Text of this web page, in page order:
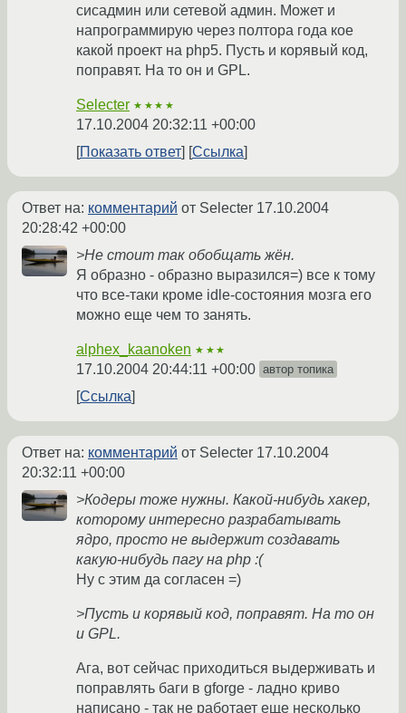
сисадмин или сетевой админ. Может и
напрограммирую через полтора года кое
какой проект на php5. Пусть и корявый код,
поправят. На то он и GPL.
Selecter ★★★★
17.10.2004 20:32:11 +00:00
Показать ответ
Ссылка
Ответ на: комментарий от Selecter 17.10.2004
20:28:42 +00:00
>Не стоит так обобщать жён.
Я образно - образно выразился=) все к тому
что все-таки кроме idle-состояния мозга его
можно еще чем то занять.
alphex_kaanoken ★★★
17.10.2004 20:44:11 +00:00 автор топика
Ссылка
Ответ на: комментарий от Selecter 17.10.2004
20:32:11 +00:00
>Кодеры тоже нужны. Какой-нибудь хакер,
которому интересно разрабатывать
ядро, просто не выдержит создавать
какую-нибудь пагу на php :(
Ну с этим да согласен =)
>Пусть и корявый код, поправят. На то он
и GPL.
Ага, вот сейчас приходиться выдерживать и
поправлять баги в gforge - ладно криво
написано - так не работает еще несколько